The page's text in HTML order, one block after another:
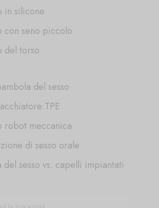
in silicone
con seno piccolo
del torso
del sesso
TPE
robot meccanica
di sesso orale
del sesso vs. capelli impiantati